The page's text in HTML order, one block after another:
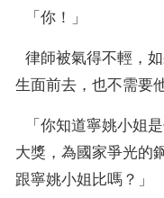
  「你！」
生面前去，也不需要
大獎，為國家爭光的
跟寧姚小姐比嗎？」